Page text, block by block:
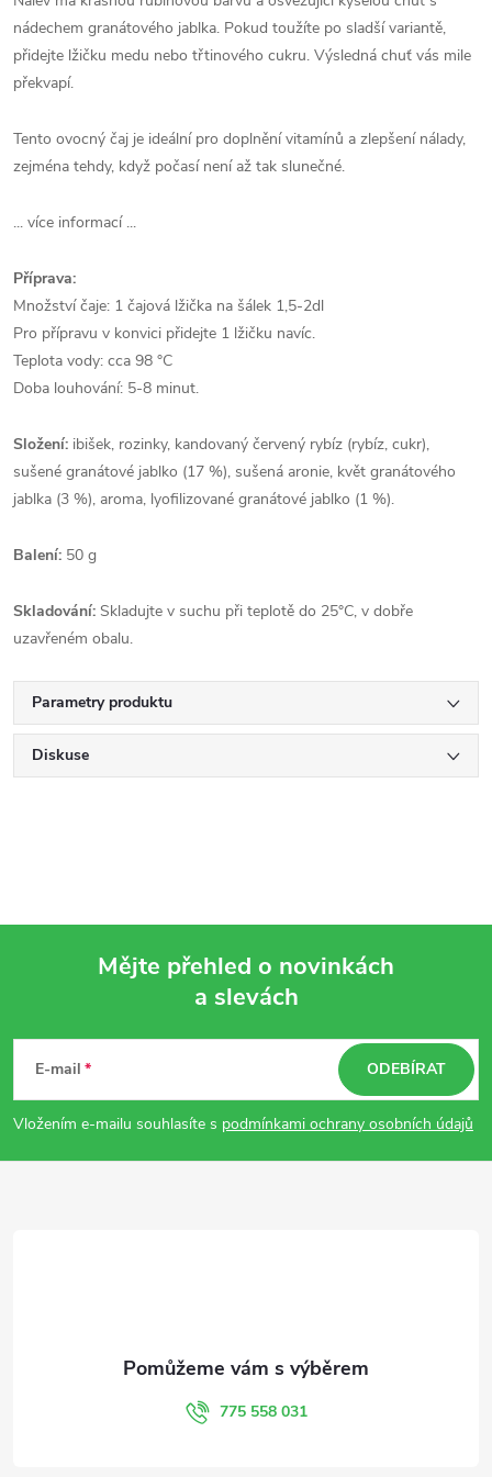
nádechem granátového jablka. Pokud toužíte po sladší variantě,
přidejte lžičku medu nebo třtinového cukru. Výsledná chuť vás mile
překvapí.
Tento ovocný čaj je ideální pro doplnění vitamínů a zlepšení nálady,
zejména tehdy, když počasí není až tak slunečné.
... více informací ...
Příprava:
Množství čaje: 1 čajová lžička na šálek 1,5-2dl
Pro přípravu v konvici přidejte 1 lžičku navíc.
Teplota vody: cca 98 °C
Doba louhování: 5-8 minut.
Složení: ibišek, rozinky, kandovaný červený rybíz (rybíz, cukr),
sušené granátové jablko (17 %), sušená aronie, květ granátového
jablka (3 %), aroma, lyofilizované granátové jablko (1 %).
Balení: 50 g
Skladování: Skladujte v suchu při teplotě do 25°C, v dobře
uzavřeném obalu.
Parametry produktu
Diskuse
p
a
Mějte přehled o novinkách
a slevách
E-mail
Vložením e-mailu souhlasíte s podmínkami ochrany osobních údajů
ODEBÍRAT
775 558 031